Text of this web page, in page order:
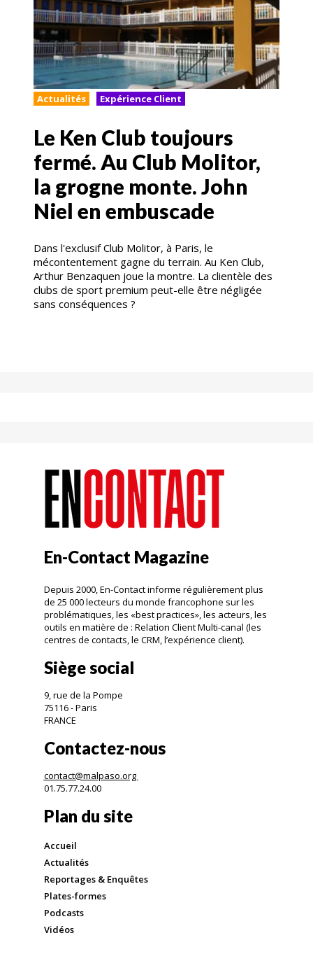
Actualités Expérience Client
Le Ken Club toujours
fermé. Au Club Molitor,
la grogne monte. John
Niel en embuscade
Dans l'exclusif Club Molitor, à Paris, le
mécontentement gagne du terrain. Au Ken Club,
Arthur Benzaquen joue la montre. La clientèle des
clubs de sport premium peut-elle être négligée
sans conséquences ?
En-Contact Magazine
Depuis 2000, En-Contact informe régulièrement plus
de 25 000 lecteurs du monde francophone sur les
problématiques, les «best practices», les acteurs, les
outils en matière de : Relation Client Multi-canal (les
centres de contacts, le CRM, l’expérience client).
Siège social
9, rue de la Pompe
75116 - Paris
FRANCE
Contactez-nous
contact@malpaso.org
01.75.77.24.00
Plan du site
Accueil
Actualités
Reportages & Enquêtes
Plates-formes
Podcasts
Vidéos